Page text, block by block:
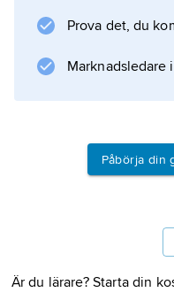
härstammar från
Information
Prova det, du
Marknadsledare
Påbörja din
Är du lärare? Starta din